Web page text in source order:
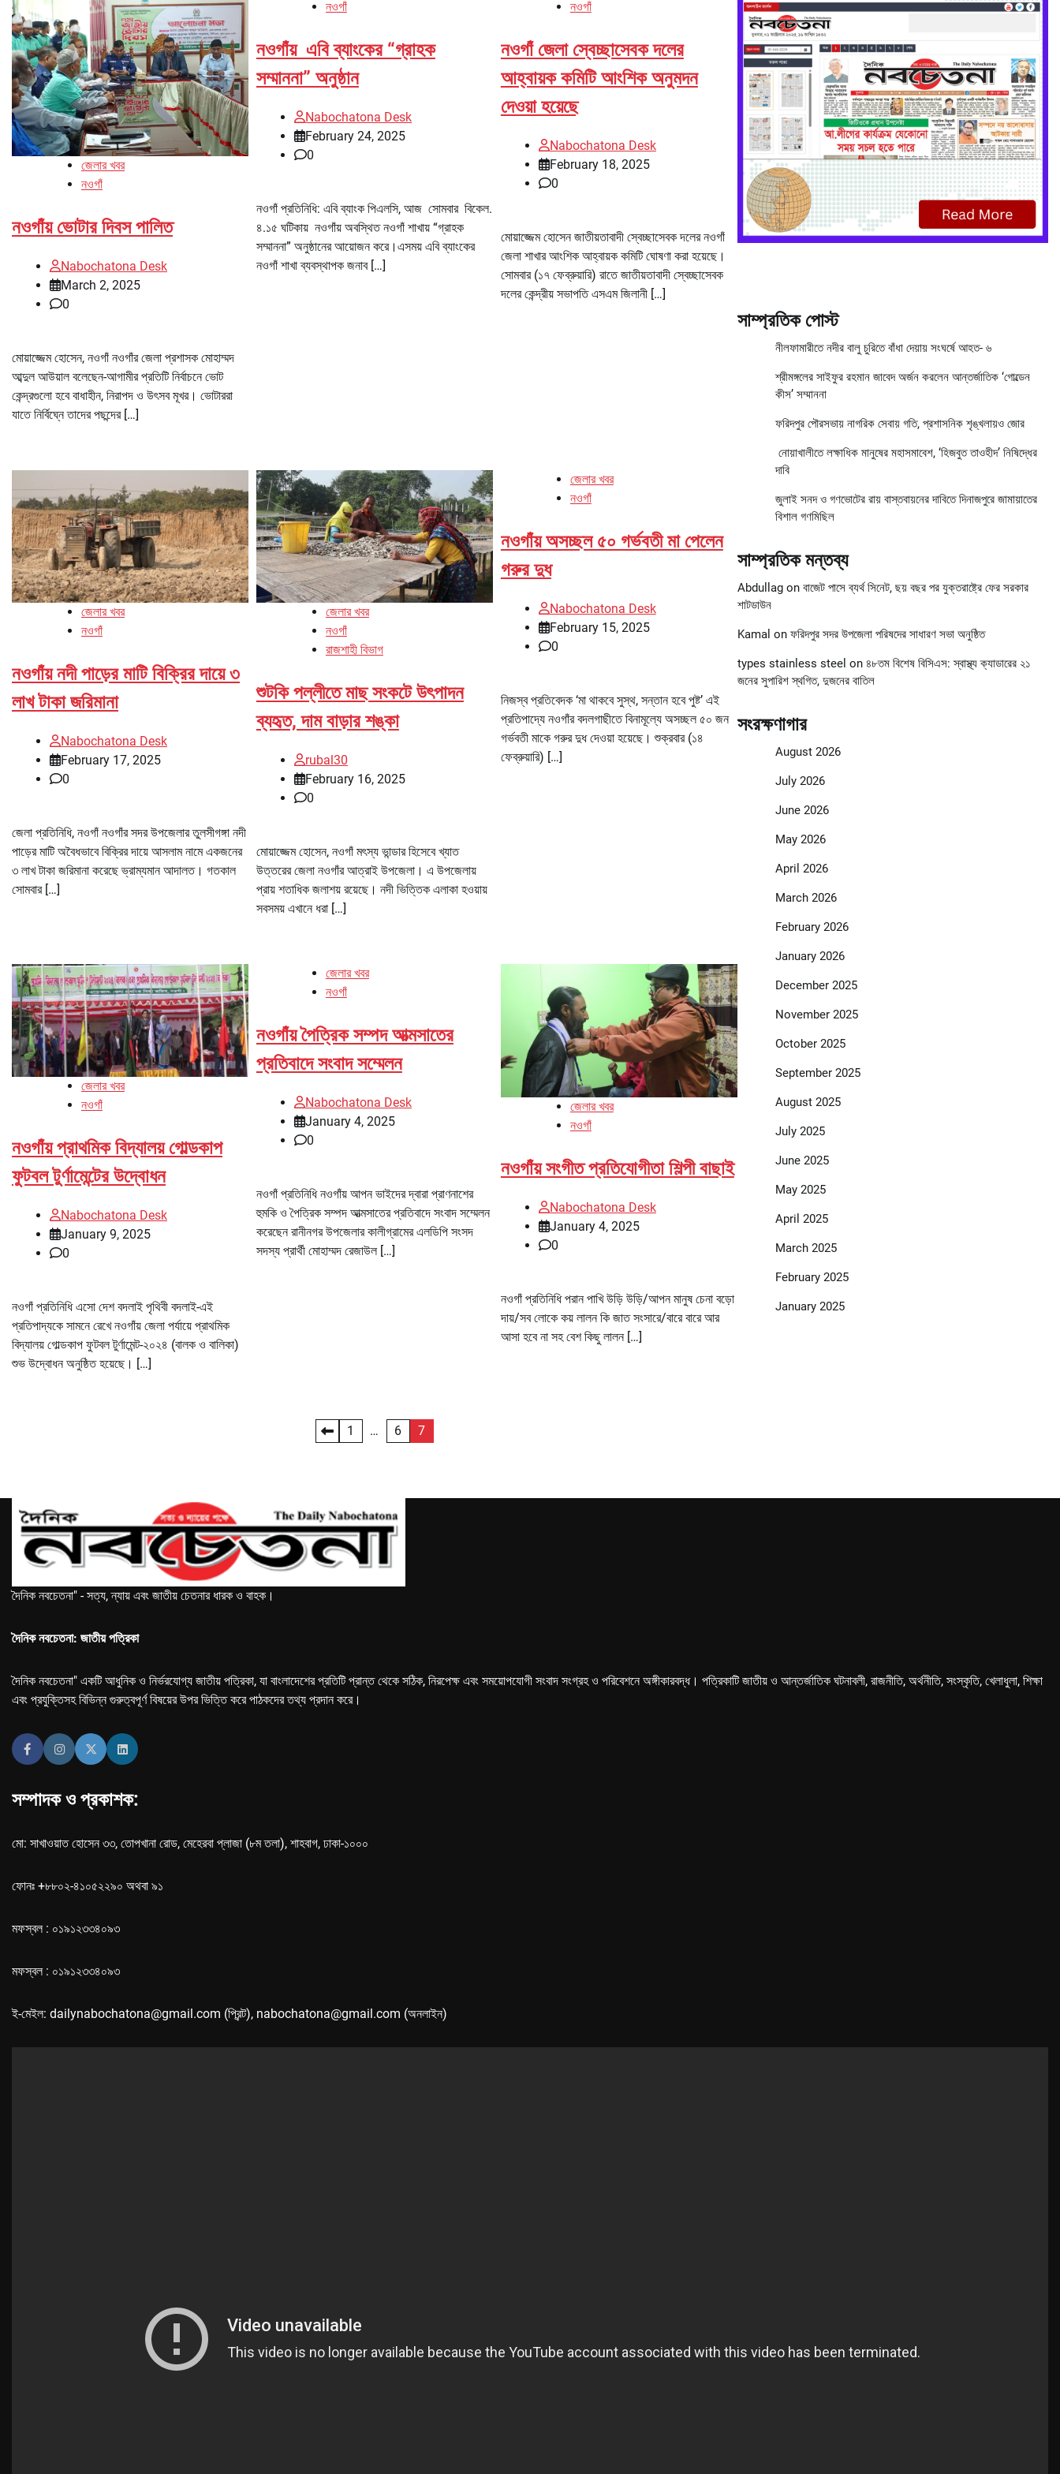
জেলার খবর
নওগাঁ
নওগাঁয় ভোটার দিবস পালিত
Nabochatona Desk
March 2, 2025
0
মোয়াজ্জেম হোসেন, নওগাঁ নওগাঁর জেলা প্রশাসক মোহাম্মদ
আব্দুল আউয়াল বলেছেন-আগামীর প্রতিটি নির্বাচনে ভোট
কেন্দ্রগুলো হবে বাধাহীন, নিরাপদ ও উৎসব মূখর। ভোটাররা
যাতে নির্বিঘ্নে তাদের পছন্দের […]
নওগাঁ
নওগাঁয় এবি ব্যাংকের “গ্রাহক
সম্মাননা” অনুষ্ঠান
Nabochatona Desk
February 24, 2025
0
নওগাঁ প্রতিনিধি: এবি ব্যাংক পিএলসি, আজ সোমবার বিকেল.
৪.১৫ ঘটিকায় নওগাঁয় অবস্থিত নওগাঁ শাখায় “গ্রাহক
সম্মাননা” অনুষ্ঠানের আয়োজন করে।এসময় এবি ব্যাংকের
নওগাঁ শাখা ব্যবস্থাপক জনাব […]
নওগাঁ
নওগাঁ জেলা স্বেচ্ছাসেবক দলের
আহ্বায়ক কমিটি আংশিক অনুমদন
দেওয়া হয়েছে
Nabochatona Desk
February 18, 2025
0
মোয়াজ্জেম হোসেন জাতীয়তাবাদী স্বেচ্ছাসেবক দলের নওগাঁ
জেলা শাখার আংশিক আহ্বায়ক কমিটি ঘোষণা করা হয়েছে।
সোমবার (১৭ ফেব্রুয়ারি) রাতে জাতীয়তাবাদী স্বেচ্ছাসেবক
দলের কেন্দ্রীয় সভাপতি এসএম জিলানী […]
জেলার খবর
নওগাঁ
নওগাঁয় নদী পাড়ের মাটি বিক্রির দায়ে ৩
লাখ টাকা জরিমানা
Nabochatona Desk
February 17, 2025
0
জেলা প্রতিনিধি, নওগাঁ নওগাঁর সদর উপজেলার তুলসীগঙ্গা নদী
পাড়ের মাটি অবৈধভাবে বিক্রির দায়ে আসলাম নামে একজনের
৩ লাখ টাকা জরিমানা করেছে ভ্রাম্যমান আদালত। গতকাল
সোমবার […]
জেলার খবর
নওগাঁ
রাজশাহী বিভাগ
শুটকি পল্লীতে মাছ সংকটে উৎপাদন
ব্যহৃত, দাম বাড়ার শঙ্কা
rubal30
February 16, 2025
0
মোয়াজ্জেম হোসেন, নওগাঁ মৎস্য ভান্ডার হিসেবে খ্যাত
উত্তরের জেলা নওগাঁর আত্রাই উপজেলা। এ উপজেলায়
প্রায় শতাধিক জলাশয় রয়েছে। নদী ভিত্তিক এলাকা হওয়ায়
সবসময় এখানে ধরা […]
জেলার খবর
নওগাঁ
নওগাঁয় অসচ্ছল ৫০ গর্ভবতী মা পেলেন
গরুর দুধ
Nabochatona Desk
February 15, 2025
0
নিজস্ব প্রতিবেদক ‘মা থাকবে সুস্থ, সন্তান হবে পুষ্ট’ এই
প্রতিপাদ্যে নওগাঁর বদলগাছীতে বিনামূল্যে অসচ্ছল ৫০ জন
গর্ভবতী মাকে গরুর দুধ দেওয়া হয়েছে। শুক্রবার (১৪
ফেব্রুয়ারি) […]
জেলার খবর
নওগাঁ
নওগাঁয় প্রাথমিক বিদ্যালয় গোল্ডকাপ
ফুটবল টুর্ণামেন্টের উদ্বোধন
Nabochatona Desk
January 9, 2025
0
নওগাঁ প্রতিনিধি এসো দেশ বদলাই পৃথিবী বদলাই-এই
প্রতিপাদ্যকে সামনে রেখে নওগাঁয় জেলা পর্যায়ে প্রাথমিক
বিদ্যালয় গোল্ডকাপ ফুটবল টুর্ণামেন্ট-২০২৪ (বালক ও বালিকা)
শুভ উদ্বোধন অনুষ্ঠিত হয়েছে। […]
জেলার খবর
নওগাঁ
নওগাঁয় পৈত্রিক সম্পদ আত্মসাতের
প্রতিবাদে সংবাদ সম্মেলন
Nabochatona Desk
January 4, 2025
0
নওগাঁ প্রতিনিধি নওগাঁয় আপন ভাইদের দ্বারা প্রাণনাশের
হুমকি ও পৈত্রিক সম্পদ আত্মসাতের প্রতিবাদে সংবাদ সম্মেলন
করেছেন রানীনগর উপজেলার কালীগ্রামের এলডিপি সংসদ
সদস্য প্রার্থী মোহাম্মদ রেজাউল […]
জেলার খবর
নওগাঁ
নওগাঁয় সংগীত প্রতিযোগীতা শিল্পী বাছাই
Nabochatona Desk
January 4, 2025
0
নওগাঁ প্রতিনিধি পরান পাখি উড়ি উড়ি/আপন মানুষ চেনা বড়ো
দায়/সব লোকে কয় লালন কি জাত সংসারে/বারে বারে আর
আসা হবে না সহ বেশ কিছু লালন […]
1 … 6 7
সাম্প্রতিক পোস্ট
নীলফামারীতে নদীর বালু চুরিতে বাঁধা দেয়ায় সংঘর্ষে আহত- ৬
শ্রীমঙ্গলের সাইফুর রহমান জাবেদ অর্জন করলেন আন্তর্জাতিক ‘গোল্ডেন
কীস’ সম্মাননা
ফরিদপুর পৌরসভায় নাগরিক সেবায় গতি, প্রশাসনিক শৃঙ্খলায়ও জোর
নোয়াখালীতে লক্ষাধিক মানুষের মহাসমাবেশ, ‘হিজবুত তাওহীদ’ নিষিদ্ধের
দাবি
জুলাই সনদ ও গণভোটের রায় বাস্তবায়নের দাবিতে দিনাজপুরে জামায়াতের
বিশাল গণমিছিল
সাম্প্রতিক মন্তব্য
Abdullagon বাজেট পাসে ব্যর্থ সিনেট, ছয় বছর পর যুক্তরাষ্ট্রে ফের সরকার
শাটডাউন
Kamal on ফরিদপুর সদর উপজেলা পরিষদের সাধারণ সভা অনুষ্ঠিত
types stainless steel on ৪৮তম বিশেষ বিসিএস: স্বাস্থ্য ক্যাডারের ২১
জনের সুপারিশ স্থগিত, দুজনের বাতিল
সংরক্ষণাগার
August 2026
July 2026
June 2026
May 2026
April 2026
March 2026
February 2026
January 2026
December 2025
November 2025
October 2025
September 2025
August 2025
July 2025
June 2025
May 2025
April 2025
March 2025
February 2025
January 2025
দৈনিক নবচেতনা" - সত্য, ন্যায় এবং জাতীয় চেতনার ধারক ও বাহক।
দৈনিক নবচেতনা: জাতীয় পত্রিকা
দৈনিক নবচেতনা" একটি আধুনিক ও নির্ভরযোগ্য জাতীয় পত্রিকা, যা বাংলাদেশের প্রতিটি প্রান্ত থেকে সঠিক, নিরপেক্ষ এবং সময়োপযোগী সংবাদ সংগ্রহ ও পরিবেশনে অঙ্গীকারবদ্ধ। পত্রিকাটি জাতীয় ও আন্তর্জাতিক ঘটনাবলী, রাজনীতি, অর্থনীতি, সংস্কৃতি, খেলাধুলা, শিক্ষা
এবং প্রযুক্তিসহ বিভিন্ন গুরুত্বপূর্ণ বিষয়ের উপর ভিত্তি করে পাঠকদের তথ্য প্রদান করে।
সম্পাদক ও প্রকাশক:
মো: সাখাওয়াত হোসেন ৩৩, তোপখানা রোড, মেহেরবা প্লাজা (৮ম তলা), শাহবাগ, ঢাকা-১০০০
ফোনঃ +৮৮০২-৪১০৫২২৯০ অথবা ৯১
মফস্বল : ০১৯১২৩৩৪০৯৩
মফস্বল : ০১৯১২৩৩৪০৯৩
ই-মেইল: dailynabochatona@gmail.com (প্রিন্ট), nabochatona@gmail.com (অনলাইন)